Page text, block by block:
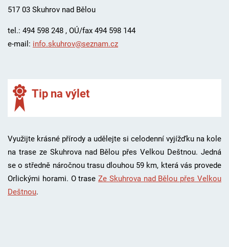
517 03 Skuhrov nad Bělou
tel.: 494 598 248 , OÚ/fax 494 598 144
e-mail: info.skuhrov@seznam.cz
Tip na výlet
Využijte krásné přírody a udělejte si celodenní vyjížďku na kole
na trase ze Skuhrova nad Bělou přes Velkou Deštnou. Jedná
se o středně náročnou trasu dlouhou 59 km, která vás provede
Orlickými horami. O traseZe Skuhrova nad Bělou přes Velkou
Deštnou.